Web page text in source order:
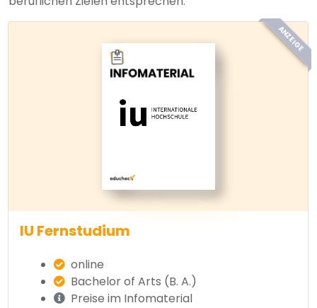
ANZEIGE
IU Fernstudium
online
Bachelor of Arts (B. A.)
Preise im Infomaterial